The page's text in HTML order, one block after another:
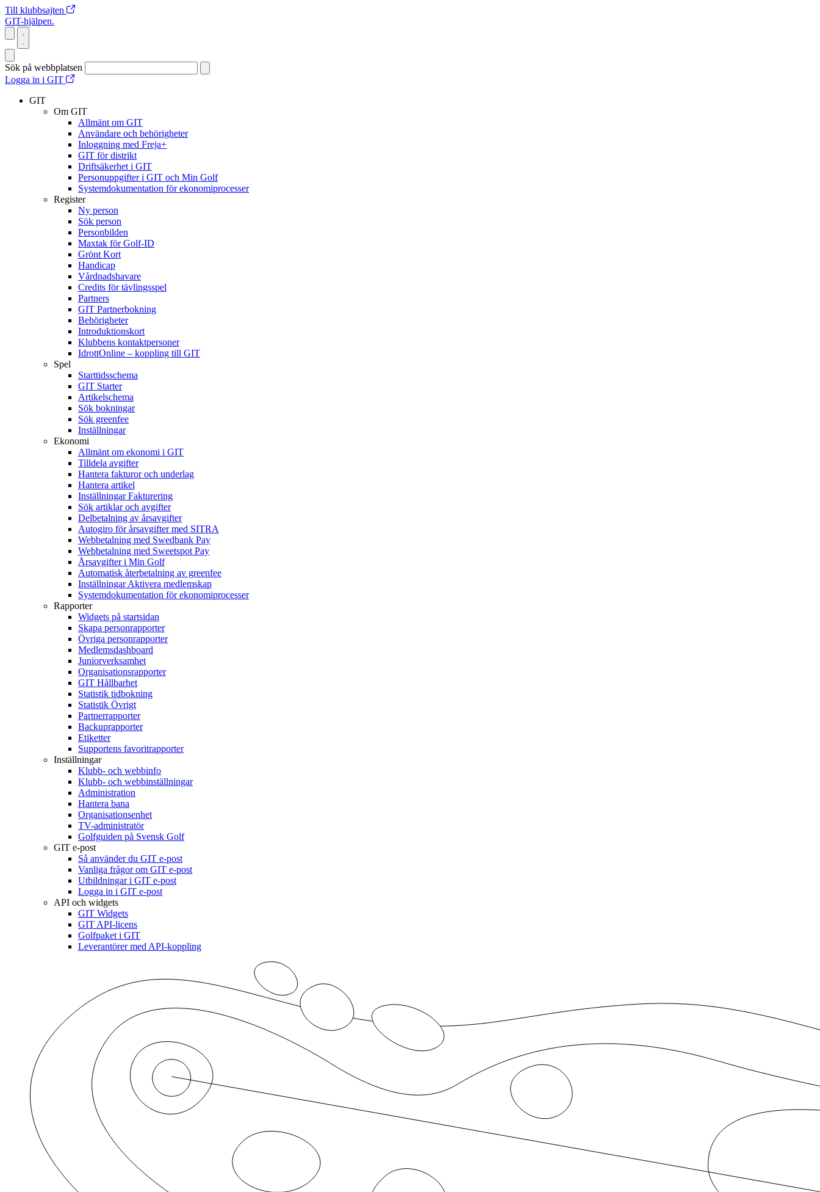
Till klubbsajten
GIT-hjälpen.
Sök på webbplatsen
Logga in i GIT
GIT
Om GIT
Allmänt om GIT
Användare och behörigheter
Inloggning med Freja+
GIT för distrikt
Driftsäkerhet i GIT
Personuppgifter i GIT och Min Golf
Systemdokumentation för ekonomiprocesser
Register
Ny person
Sök person
Personbilden
Maxtak för Golf-ID
Grönt Kort
Handicap
Vårdnadshavare
Credits för tävlingsspel
Partners
GIT Partnerbokning
Behörigheter
Introduktionskort
Klubbens kontaktpersoner
IdrottOnline – koppling till GIT
Spel
Starttidsschema
GIT Starter
Artikelschema
Sök bokningar
Sök greenfee
Inställningar
Ekonomi
Allmänt om ekonomi i GIT
Tilldela avgifter
Hantera fakturor och underlag
Hantera artikel
Inställningar Fakturering
Sök artiklar och avgifter
Delbetalning av årsavgifter
Autogiro för årsavgifter med SITRA
Webbetalning med Swedbank Pay
Webbetalning med Sweetspot Pay
Årsavgifter i Min Golf
Automatisk återbetalning av greenfee
Inställningar Aktivera medlemskap
Systemdokumentation för ekonomiprocesser
Rapporter
Widgets på startsidan
Skapa personrapporter
Övriga personrapporter
Medlemsdashboard
Juniorverksamhet
Organisationsrapporter
GIT Hållbarhet
Statistik tidbokning
Statistik Övrigt
Partnerrapporter
Backuprapporter
Etiketter
Supportens favoritrapporter
Inställningar
Klubb- och webbinfo
Klubb- och webbinställningar
Administration
Hantera bana
Organisationsenhet
TV-administratör
Golfguiden på Svensk Golf
GIT e-post
Så använder du GIT e-post
Vanliga frågor om GIT e-post
Utbildningar i GIT e-post
Logga in i GIT e-post
API och widgets
GIT Widgets
GIT API-licens
Golfpaket i GIT
Leverantörer med API-koppling